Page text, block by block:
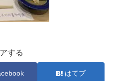
する
はてブ